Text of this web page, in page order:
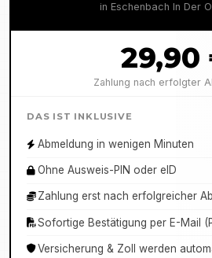
in Eschenbach In Der
29,90
Zahlung nach erfolgter
DAS IST INKLUSIVE
Abmeldung in wenigen Minuten
Ohne Ausweis-PIN oder eID
Zahlung erst nach erfolgreicher
Sofortige Bestätigung per E-Mail
Versicherung & Zoll werden